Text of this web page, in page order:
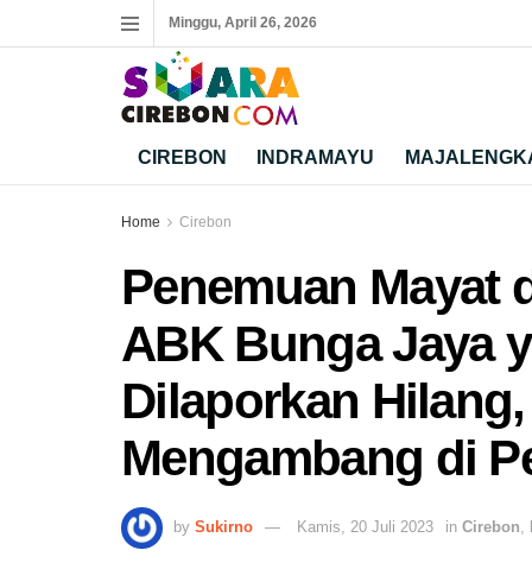
Minggu, April 26, 2026
CIREBON INDRAMAYU
Home Cirebon
Penemuan Mayat
ABK Bunga Jaya
Dilaporkan
Mengambang di
by Sukirno Kamis, 20 Juli 2023 in Cirebon